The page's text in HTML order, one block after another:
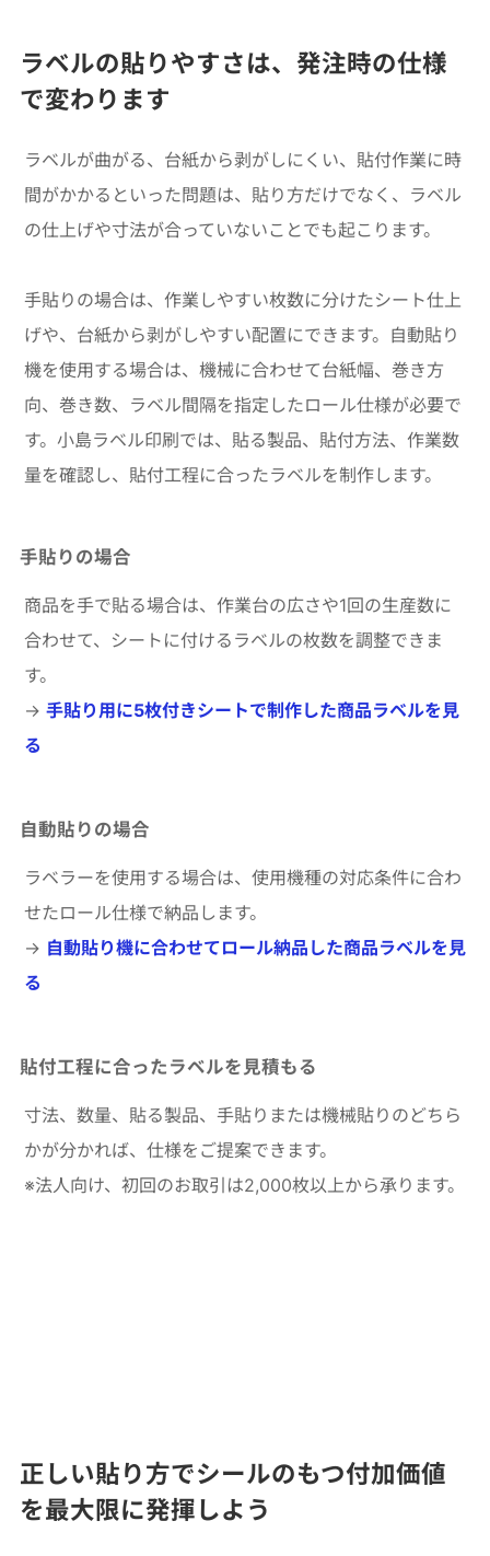
ラベルの貼りやすさは、発注時の仕様
で変わります
ラベルが曲がる、台紙から剥がしにくい、貼付作業に時
間がかかるといった問題は、貼り方だけでなく、ラベル
の仕上げや寸法が合っていないことでも起こります。
手貼りの場合は、作業しやすい枚数に分けたシート仕上
げや、台紙から剥がしやすい配置にできます。自動貼り
機を使用する場合は、機械に合わせて台紙幅、巻き方
向、巻き数、ラベル間隔を指定したロール仕様が必要で
す。小島ラベル印刷では、貼る製品、貼付方法、作業数
量を確認し、貼付工程に合ったラベルを制作します。
手貼りの場合
商品を手で貼る場合は、作業台の広さや1回の生産数に
合わせて、シートに付けるラベルの枚数を調整できま
す。
→ 手貼り用に5枚付きシートで制作した商品ラベルを見
る
自動貼りの場合
ラベラーを使用する場合は、使用機種の対応条件に合わ
せたロール仕様で納品します。
→ 自動貼り機に合わせてロール納品した商品ラベルを見
る
貼付工程に合ったラベルを見積もる
寸法、数量、貼る製品、手貼りまたは機械貼りのどちら
かが分かれば、仕様をご提案できます。
※法人向け、初回のお取引は2,000枚以上から承ります。
正しい貼り方でシールのもつ付加価値
を最大限に発揮しよう